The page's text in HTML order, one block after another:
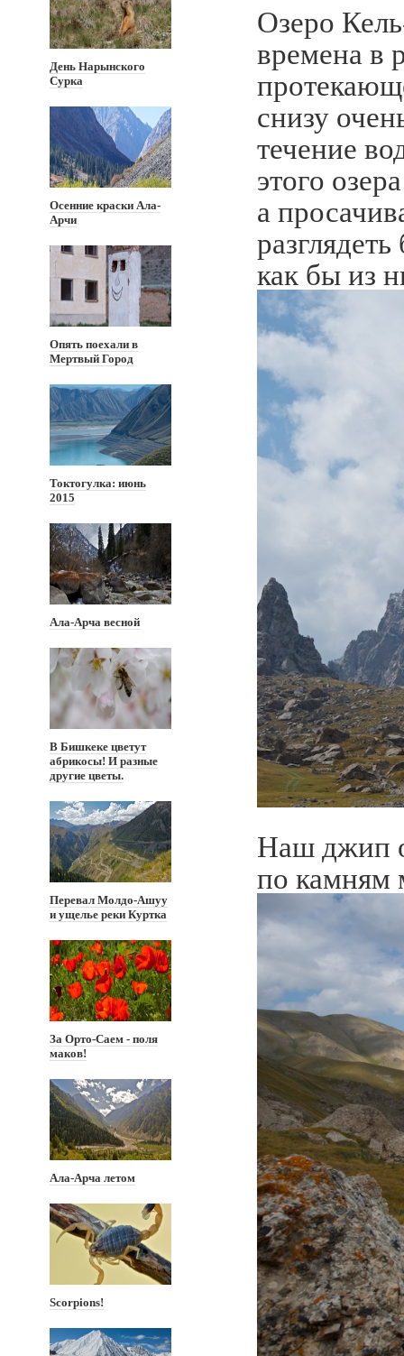
День Нарынского
Сурка
Осенние краски Ала-
Арчи
Опять поехали в
Мертвый Город
Токтогулка: июнь
2015
Ала-Арча весной
В Бишкеке цветут
абрикосы! И разные
другие цветы.
Перевал Молдо-Ашуу
и ущелье реки Куртка
За Орто-Саем - поля
маков!
Ала-Арча летом
Scorpions!
Озеро
времена в
снизу
течение
этого
а
как бы из
Наш джип
по камням